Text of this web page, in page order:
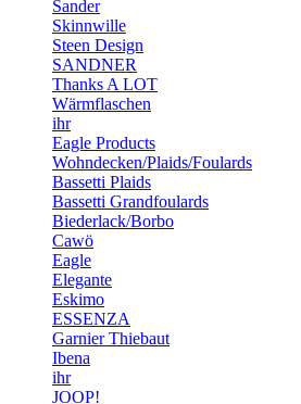
Sander
Skinnwille
Steen Design
SANDNER
Thanks A LOT
Wärmflaschen
ihr
Eagle Products
Wohndecken/Plaids/Foulards
Bassetti Plaids
Bassetti Grandfoulards
Biederlack/Borbo
Cawö
Eagle
Elegante
Eskimo
ESSENZA
Garnier Thiebaut
Ibena
ihr
JOOP!